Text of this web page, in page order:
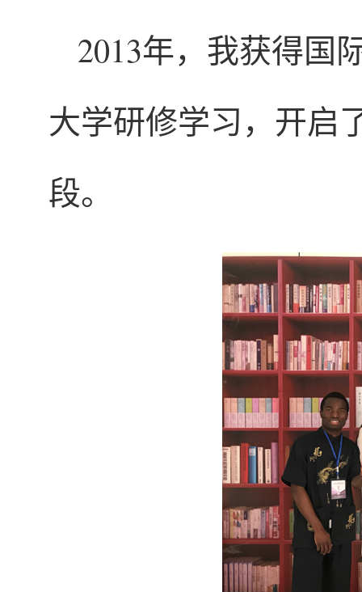
2013年，我获得国
大学研修学习，开启
段。